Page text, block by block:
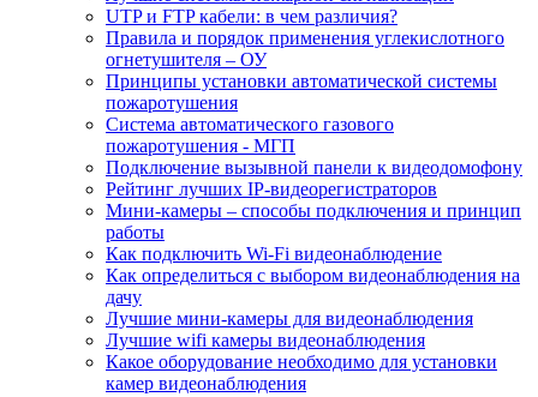
UTP и FTP кабели: в чем различия?
Правила и порядок применения углекислотного
огнетушителя – ОУ
Принципы установки автоматической системы
пожаротушения
Система автоматического газового
пожаротушения - МГП
Подключение вызывной панели к видеодомофону
Рейтинг лучших IP-видеорегистраторов
Мини-камеры – способы подключения и принцип
работы
Как подключить Wi-Fi видеонаблюдение
Как определиться с выбором видеонаблюдения на
дачу
Лучшие мини-камеры для видеонаблюдения
Лучшие wifi камеры видеонаблюдения
Какое оборудование необходимо для установки
камер видеонаблюдения